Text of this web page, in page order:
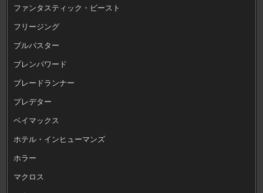
ファンタスティック・ビースト
フリージング
ブルバスター
ブレンパワード
ブレードランナー
プレデター
ベイマックス
ホテル・インヒューマンズ
ホラー
マクロス